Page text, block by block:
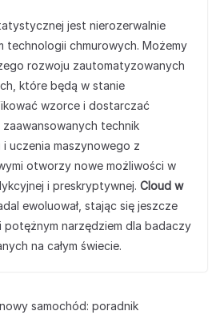
jest nierozerwalnie
technologii chmurowych. Możemy
rozwoju zautomatyzowanych
które będą w stanie
wzorce i dostarczać
technik
uczenia maszynowego z
otworzy nowe możliwości w
i preskryptywnej. Cloud w
ewoluował, stając się jeszcze
potężnym narzędziem dla badaczy
na całym świecie.
samochód: poradnik